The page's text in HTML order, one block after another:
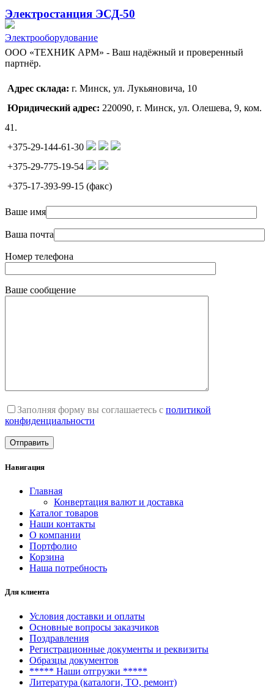
Электростанция ЭСД-50
Электрооборудование
ООО «ТЕХНИК АРМ» - Ваш надёжный и проверенный
партнёр.
Адрес склада: г. Минск, ул. Лукьяновича, 10
Юридический адрес: 220090, г. Минск, ул. Олешева, 9, ком.
41.
+375-29-144-61-30
+375-29-775-19-54
+375-17-393-99-15 (факс)
Ваше имя
Ваша почта
Номер телефона
Ваше сообщение
Заполняя форму вы соглашаетесь с политикой
конфиденциальности
Навигация
Главная
Конвертация валют и доставка
Каталог товаров
Наши контакты
О компании
Портфолио
Корзина
Наша потребность
Для клиента
Условия доставки и оплаты
Основные вопросы заказчиков
Поздравления
Регистрационные документы и реквизиты
Образцы документов
***** Наши отгрузки *****
Литература (каталоги, ТО, ремонт)